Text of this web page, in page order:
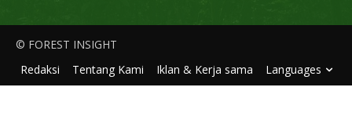
© FOREST INSIGHT
Redaksi
Tentang Kami Iklan & Kerja sama Languages